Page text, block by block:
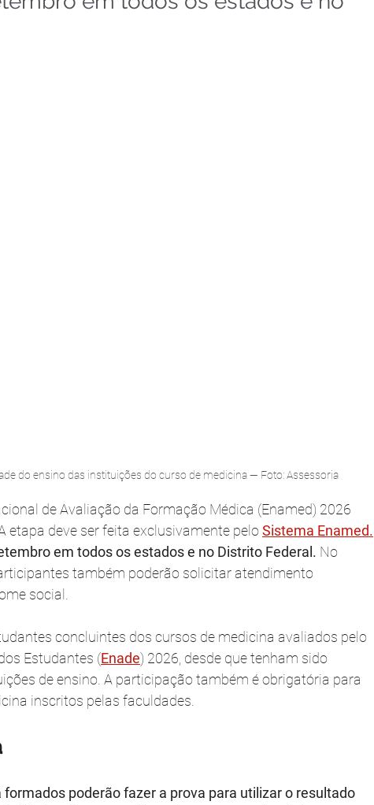
do ensino das instituições do curso de medicina — Foto: Assessoria
de Avaliação da Formação Médica (Enamed) 2026
etapa deve ser feita exclusivamente pelo Sistema Enamed.
em todos os estados e no Distrito Federal. No
também poderão solicitar atendimento
social.
concluintes dos cursos de medicina avaliados pelo
Estudantes (Enade) 2026, desde que tenham sido
de ensino. A participação também é obrigatória para
inscritos pelas faculdades.
poderão fazer a prova para utilizar o resultado